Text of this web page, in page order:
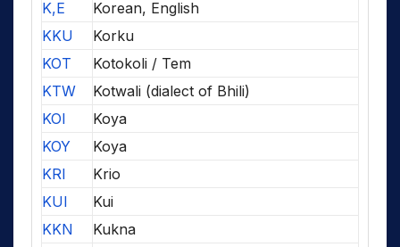
K,E
Korean, English
KKU
Korku
KOT
Kotokoli / Tem
KTW
Kotwali (dialect of Bhili)
KOI
Koya
KOY
Koya
KRI
Krio
KUI
Kui
KKN
Kukna